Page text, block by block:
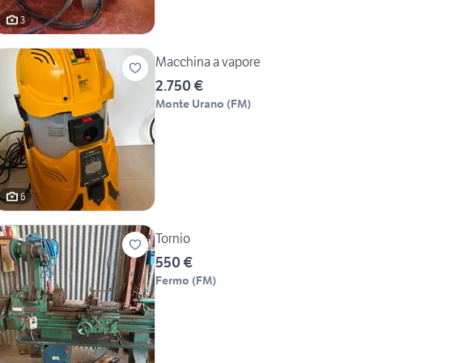
3
6
Macchina a vapore
2.750 €
Monte Urano (FM)
Tornio
550 €
Fermo (FM)